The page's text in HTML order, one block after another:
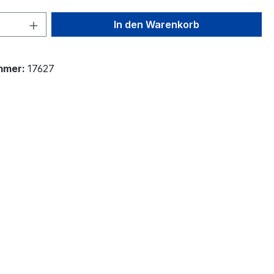
Anzahl: Gib den gewünschten Wert
In den Warenkorb
17627